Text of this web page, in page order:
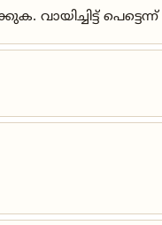
വായിച്ചിട്ട്